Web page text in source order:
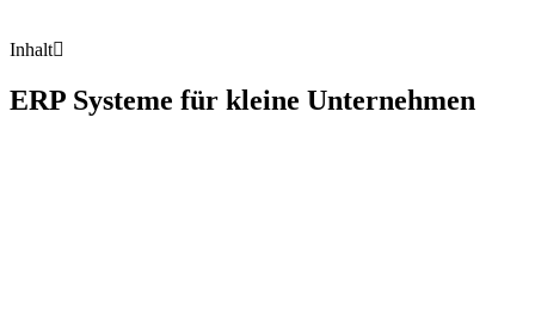
Inhalt
ERP Systeme für kleine Unternehmen